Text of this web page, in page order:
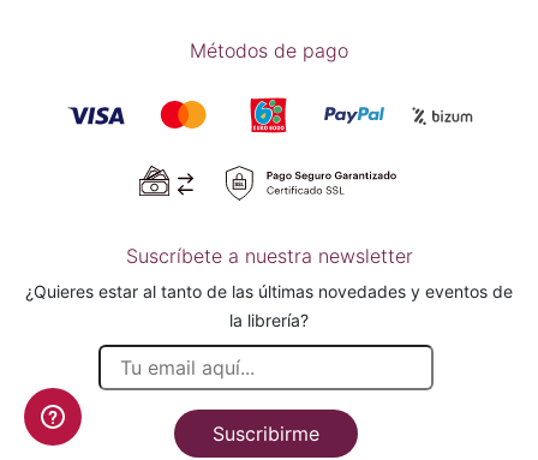
Métodos de pago
Suscríbete a nuestra newsletter
¿Quieres estar al tanto de las últimas novedades y eventos de
la librería?
Suscribirme